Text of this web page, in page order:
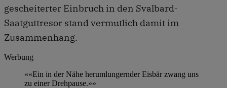
gescheiterter Einbruch in den Svalbard-
Saatguttresor stand vermutlich damit im
Zusammenhang.
Werbung
««Ein in der Nähe herumlungernder Eisbär zwang uns
zu einer Drehpause.»»